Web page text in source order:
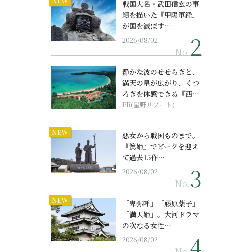
戦国大名・武田信玄の事
績を描いた『甲陽軍鑑』
が国を滅ぼす…
2026/08/02
No.
静かな波のせせらぎと、
満天の星が広がり、くつ
ろぎを体感できる『西表
島ホテル by...
PR(星野リゾート)
NEW
悪女から戦国ものまで。
『篤姫』でピークを迎え
て過去15作…
2026/08/02
No.
NEW
「卑弥呼」「藤原薬子」
「満天姫」。大河ドラマ
の次なる女性…
2026/08/02